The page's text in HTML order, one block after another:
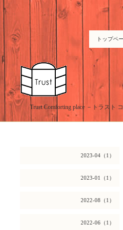
トップペ
Trust Comforting place －トラスト
2023-04（1）
2023-01（1）
2022-08（1）
2022-06（1）